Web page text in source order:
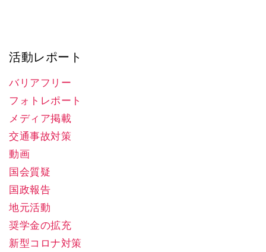
活動レポート
バリアフリー
フォトレポート
メディア掲載
交通事故対策
動画
国会質疑
国政報告
地元活動
奨学金の拡充
新型コロナ対策